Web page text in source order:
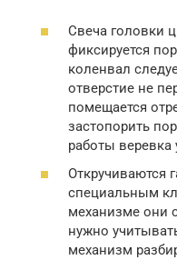
Свеча головки
фиксируется
коленвал
отверстие не
помещается
застопорить
работы веревка
Откручиваются
специальным
механизме они
нужно
механизм